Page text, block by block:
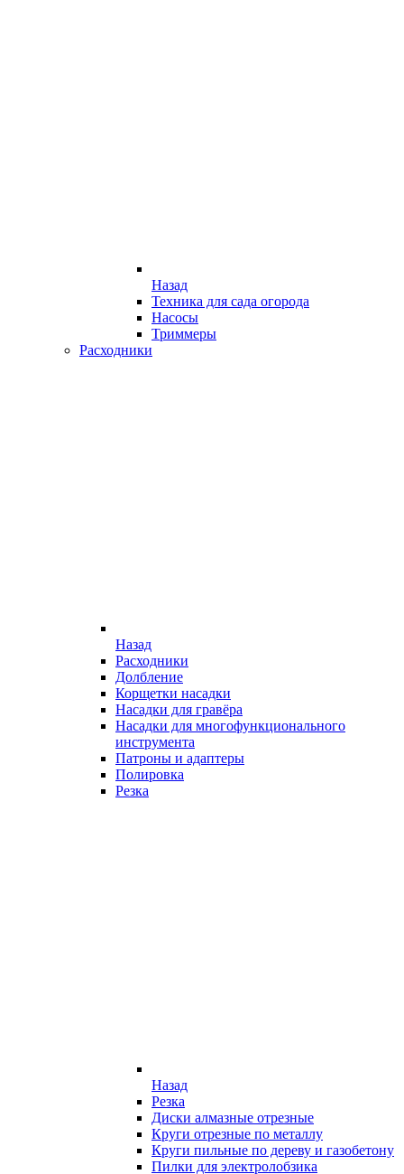
Назад
Техника для сада огорода
Насосы
Триммеры
Расходники
Назад
Расходники
Долбление
Корщетки насадки
Насадки для гравёра
Насадки для многофункционального
инструмента
Патроны и адаптеры
Полировка
Резка
Назад
Резка
Диски алмазные отрезные
Круги отрезные по металлу
Круги пильные по дереву и газобетону
Пилки для электролобзика